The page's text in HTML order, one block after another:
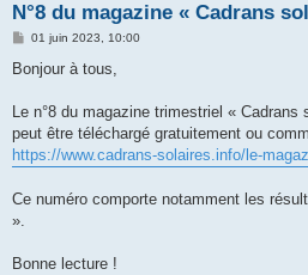
N°8 du magazine « Cadrans
M
s
g
01 juin 2023, 10:00
Bonjour à tous,
Le n°8 du magazine trimestriel «
peut être téléchargé gratuitement ou
https://www.cadrans-solaires.info/le-
Ce numéro comporte notamment les
».
Bonne lecture !